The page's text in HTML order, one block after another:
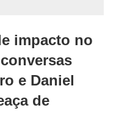
impacto no
e Daniel
de